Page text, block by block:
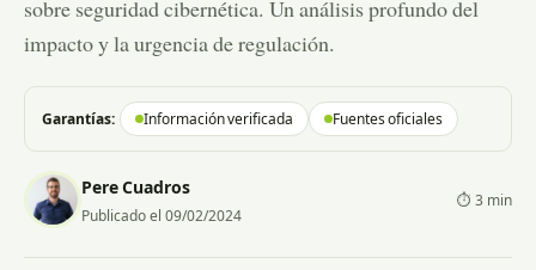
sobre seguridad cibernética. Un análisis profundo del
impacto y la urgencia de regulación.
Garantías: Información verificada Fuentes oficiales
Pere Cuadros
Publicado el 09/02/2024
⏱ 3 min